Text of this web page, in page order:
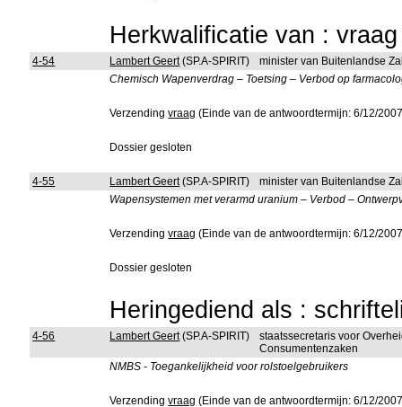
Herkwalificatie van :
4-54 Lambert Geert(SP.A-SPIRIT)
minister van Buitenlandse
Chemisch Wapenverdrag – Toetsing – Verbod op
Verzendingvraag (Einde van de antwoordtermijn: 6/12/
Dossier gesloten
4-55 Lambert Geert(SP.A-SPIRIT)
minister van Buitenlandse
Wapensystemen met verarmd uranium – Verbod –
Verzendingvraag (Einde van de antwoordtermijn: 6/12/
Dossier gesloten
Heringediend als :
4-56 Lambert Geert(SP.A-SPIRIT)
staatssecretaris voor
Consumentenzaken
NMBS - Toegankelijkheid voor rolstoelgebruikers
Verzendingvraag (Einde van de antwoordtermijn: 6/12/